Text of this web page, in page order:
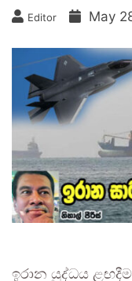
Editor May
ඉරාන යුද්ධය